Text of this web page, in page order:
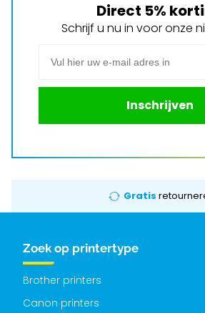
Direct 5%
Schrijf u nu in voor onze
Inschrijven
Gratis
Zoek op printertype
Brother printers
Canon printers